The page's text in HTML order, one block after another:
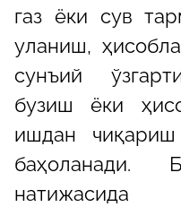
газ ёки сув
уланиш,
сунъий
бузиш ёки
ишдан чиқариш
баҳоланади.